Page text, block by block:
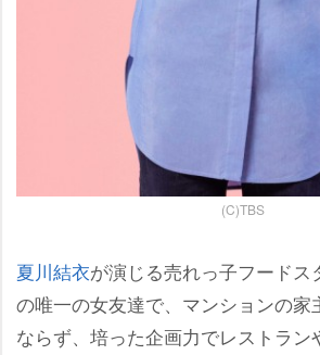
(C)TBS
夏川結衣が演じる売れっ子フードス
の唯一の女友達で、マンションの家
ならず、培った企画力でレストラン